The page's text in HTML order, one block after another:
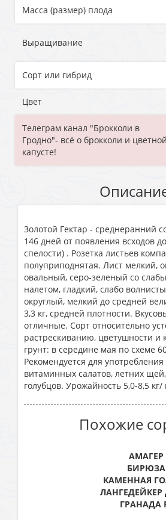
Масса (размер) плода
Выращивание
Сорт или гибрид
Цвет
Телеграм канал "Брокколи в
Гродно"- всё о брокколи и цветной
капусте!
Золотой Гектар - среднеранний
146 дней от появления всходов
спелости) . Розетка листьев
полуприподнятая. Лист мелкий,
овальный, серо-зеленый со
налетом, гладкий, слабо
округлый, мелкий до средней
3,3 кг, средней плотности.
отличные. Сорт относительно
растрескиванию, цветушности и
грунт: в середине мая по схеме
Рекомендуется для употребления
витаминных салатов, летних
голубцов. Урожайность 5,0-8,5 кг/
Похожие
АМАГЕР
БИРЮЗА
КАМЕННАЯ
ЛАНГЕДЕЙКЕР
ГРАНАДА